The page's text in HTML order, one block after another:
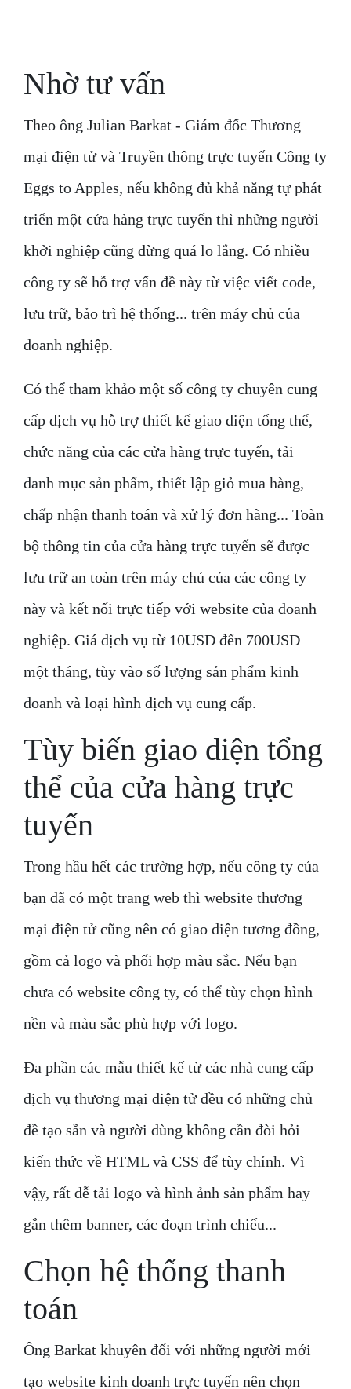
Nhờ tư vấn
Theo ông Julian Barkat - Giám đốc Thương
mại điện tử và Truyền thông trực tuyến Công ty
Eggs to Apples, nếu không đủ khả năng tự phát
triển một cửa hàng trực tuyến thì những người
khởi nghiệp cũng đừng quá lo lắng. Có nhiều
công ty sẽ hỗ trợ vấn đề này từ việc viết code,
lưu trữ, bảo trì hệ thống... trên máy chủ của
doanh nghiệp.
Có thể tham khảo một số công ty chuyên cung
cấp dịch vụ hỗ trợ thiết kế giao diện tổng thể,
chức năng của các cửa hàng trực tuyến, tải
danh mục sản phẩm, thiết lập giỏ mua hàng,
chấp nhận thanh toán và xử lý đơn hàng... Toàn
bộ thông tin của cửa hàng trực tuyến sẽ được
lưu trữ an toàn trên máy chủ của các công ty
này và kết nối trực tiếp với website của doanh
nghiệp. Giá dịch vụ từ 10USD đến 700USD
một tháng, tùy vào số lượng sản phẩm kinh
doanh và loại hình dịch vụ cung cấp.
Tùy biến giao diện tổng
thể của cửa hàng trực
tuyến
Trong hầu hết các trường hợp, nếu công ty của
bạn đã có một trang web thì website thương
mại điện tử cũng nên có giao diện tương đồng,
gồm cả logo và phối hợp màu sắc. Nếu bạn
chưa có website công ty, có thể tùy chọn hình
nền và màu sắc phù hợp với logo.
Đa phần các mẫu thiết kế từ các nhà cung cấp
dịch vụ thương mại điện tử đều có những chủ
đề tạo sẵn và người dùng không cần đòi hỏi
kiến ​​thức về HTML và CSS để tùy chỉnh. Vì
vậy, rất dễ tải logo và hình ảnh sản phẩm hay
gắn thêm banner, các đoạn trình chiếu...
Chọn hệ thống thanh
toán
Ông Barkat khuyên đối với những người mới
tạo website kinh doanh trực tuyến nên chọn